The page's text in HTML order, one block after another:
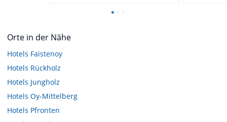
Orte in der Nähe
Hotels Faistenoy
Hotels Rückholz
Hotels Jungholz
Hotels Oy-Mittelberg
Hotels Pfronten